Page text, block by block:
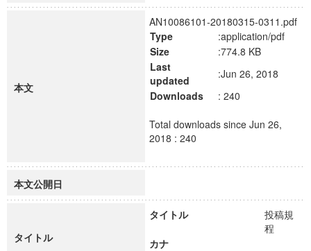
本文
AN10086101-20180315-0311.pdf
Type
:application/pdf
Size
:774.8 KB
Last
updated
:Jun 26, 2018
Downloads
: 240
Total downloads since Jun 26,
2018 : 240
本文公開日
タイトル
タイトル
投稿規
程
カナ